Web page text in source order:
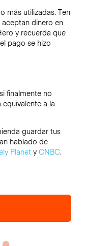
más utilizadas. Ten
dinero en
y recuerda que
pago se hizo
finalmente no
equivalente a la
guardar tus
hablado de
Planety CNBC.